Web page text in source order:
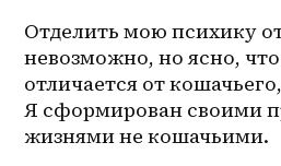
Отделить мою психику
невозможно, но ясно,
отличается от
Я сформирован своими
жизнями не кошачьими.